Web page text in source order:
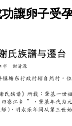
讓卵子受